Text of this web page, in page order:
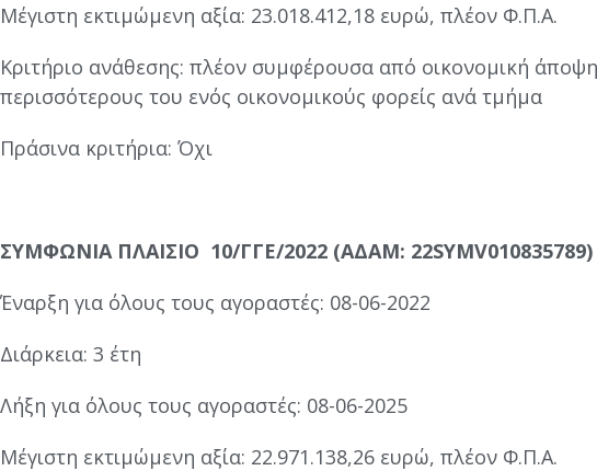
Μέγιστη εκτιμώμενη αξία: 23.018.412,18 ευρώ, πλέον Φ.Π.Α.
Κριτήριο ανάθεσης: πλέον συμφέρουσα από οικονομική
περισσότερους του ενός οικονομικούς φορείς ανά τμήμα
Πράσινα κριτήρια: Όχι
ΣΥΜΦΩΝΙΑ ΠΛΑΙΣΙΟ 10/ΓΓΕ/2022 (ΑΔΑΜ: 22SYMV010835789)
Έναρξη για όλους τους αγοραστές: 08-06-2022
Διάρκεια: 3 έτη
Λήξη για όλους τους αγοραστές: 08-06-2025
Μέγιστη εκτιμώμενη αξία: 22.971.138,26 ευρώ, πλέον Φ.Π.Α.